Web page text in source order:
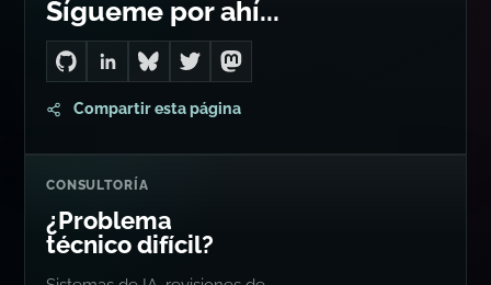
Sígueme por ahí...
Go to Dan's GitHub
Connect with me on LinkedIn
Follow me on Bluesky
Follow me on Twitter
Follow me on Mastodon
Compartir esta página
CONSULTORÍA
¿Problema
técnico difícil?